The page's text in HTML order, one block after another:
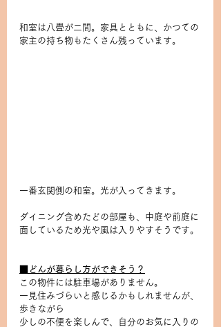
和室は八畳が二間。家具とともに、かつての
家主の持ち物もたくさん残っています。
一番玄関側の和室。光が入ってきます。
ダイニング含めたどの部屋も、中庭や前庭に
面しているため光や風は入りやすそうです。
■どんが暮らし方ができそう？
この物件には駐車場がありません。
一見住みづらいと感じるかもしれませんが、
歩きながら
少しの不便を楽しんで、自分のお気に入りの